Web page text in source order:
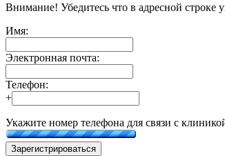
Внимание! Убедитесь что в адресной строке
Имя:
Электронная почта:
Телефон:
+
Укажите номер телефона для связи с
Зарегистрироваться